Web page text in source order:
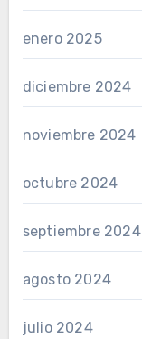
enero 2025
diciembre 2024
noviembre 2024
octubre 2024
septiembre 2024
agosto 2024
julio 2024